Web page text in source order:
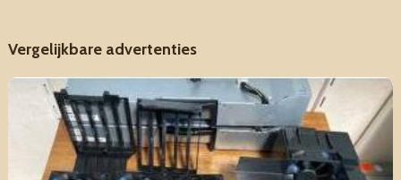
Vergelijkbare advertenties